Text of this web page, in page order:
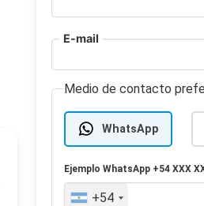
E-mail
Medio de contacto
WhatsApp
EjemploWhatsApp +54 XXX
+54